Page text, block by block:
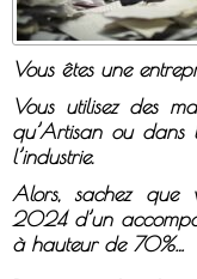
Vous êtes une
Vous utilisez des
qu’Artisan ou dans
l’industrie.
Alors, sachez que
2024 d’un
à hauteur de 70%…